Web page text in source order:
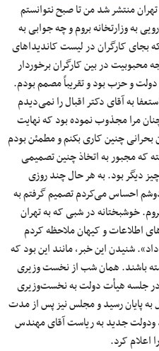
منتشر شد من تا صبح نتوانستم
به وزارتخانه بروم و چه جوابی به
بجای کارگران در لیست کاندیداهای
در بین کارگران برخوردار
و حزب بود و تقریباً مصمم بودم.
به آقای دکتر اقبال را نمی‌دیدم
مرا مجذوب نموده بود که نهایت
چنین کاری بکنم و مطمئن بودم
که مجبور به اتخاذ چنین تصمیمی
دیگر بود. به هر حال چند روزی
احساس می‌کردم تصمیم گرفتم به
خوشبختانه در شبی که به تهران
اطلاعات و کیهان ملاحظه کردم
شنیدن این خبر، مانند این بود که
باشند. همان شب از نخست وزیری
جلسه هیأت دولت به نخست‌وزیری
به پایان رسید و مجلس نیز پس از مدت
ودولت جدید به ریاست آقای مهندس
اعلام کرد.